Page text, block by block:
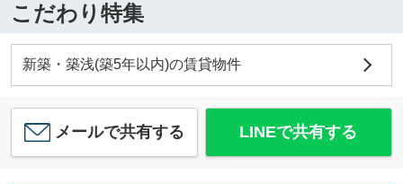
こだわり特集
新築・築浅(築5年以内)の賃貸物件
メールで共有する LINEで共有する